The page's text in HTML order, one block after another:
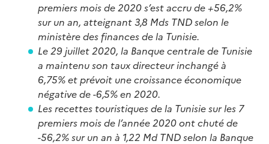
premiers mois de 2020 s’est accru de +56,2%
sur un an, atteignant 3,8 Mds TND selon le
ministère des finances de la Tunisie.
Le 29 juillet 2020, la Banque centrale de Tunisie
a maintenu son taux directeur inchangé à
6,75% et prévoit une croissance économique
négative de -6,5% en 2020.
Les recettes touristiques de la Tunisie sur les 7
premiers mois de l’année 2020 ont chuté de
-56,2% sur un an à 1,22 Md TND selon la Banque